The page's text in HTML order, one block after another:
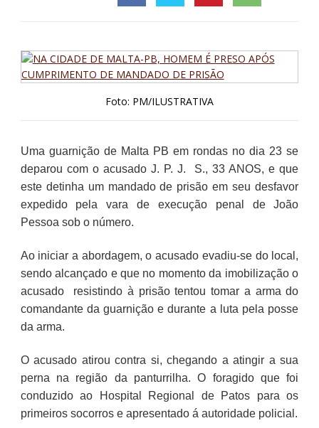
Foto: PM/ILUSTRATIVA
Uma guarnição de Malta PB em rondas no dia 23 se
deparou com o acusado J. P. J. S., 33 ANOS, e que
este detinha um mandado de prisão em seu desfavor
expedido pela vara de execução penal de João
Pessoa sob o número.
Ao iniciar a abordagem, o acusado evadiu-se do local,
sendo alcançado e que no momento da imobilização o
acusado resistindo à prisão tentou tomar a arma do
comandante da guarnição e durante a luta pela posse
da arma.
O acusado atirou contra si, chegando a atingir a sua
perna na região da panturrilha. O foragido que foi
conduzido ao Hospital Regional de Patos para os
primeiros socorros e apresentado á autoridade policial.